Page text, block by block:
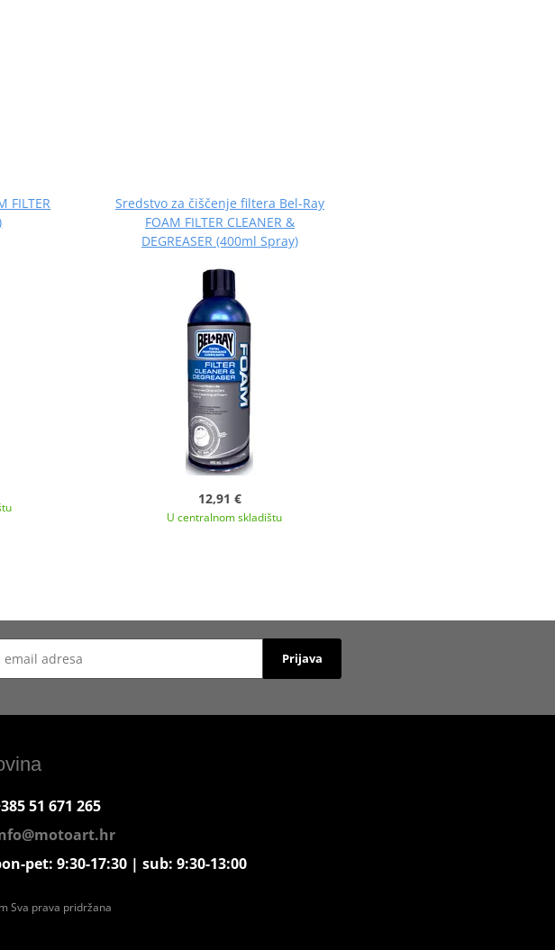
FILTER
Sredstvo za čiščenje filtera Bel-Ray
FOAM FILTER CLEANER &
DEGREASER (400ml Spray)
12,91 €
U centralnom skladištu
Prijava
51 671 265
pet: 9:30-17:30 | sub: 9:30-13:00
Sva prava pridržana